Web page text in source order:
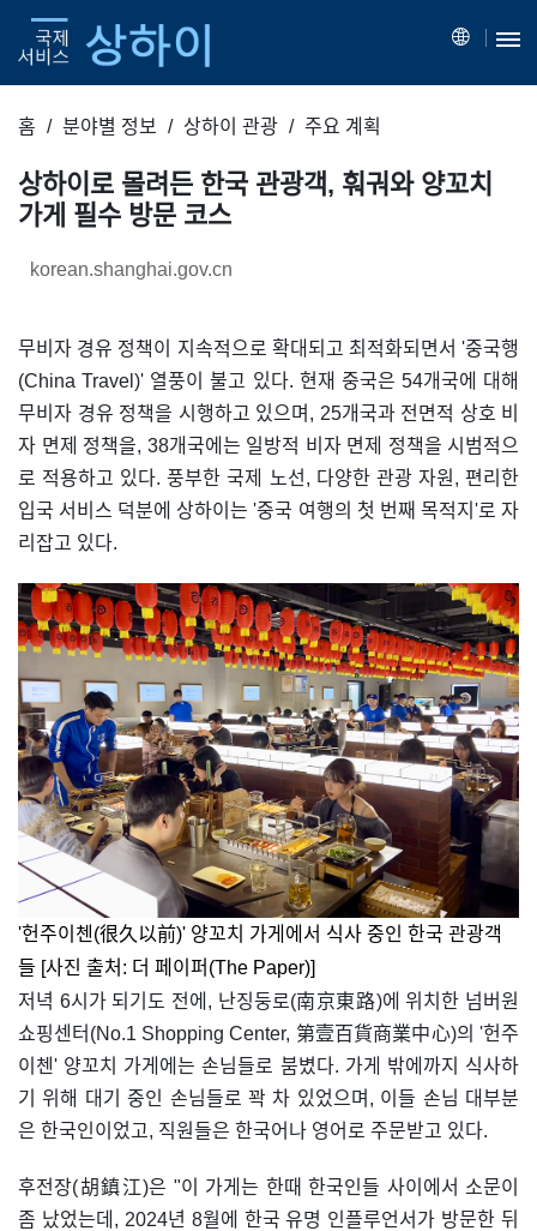
홈 분야별 정보 상하이 관광 주요 계획
상하이로 몰려든 한국 관광객, 훠궈와 양꼬치
가게 필수 방문 코스
korean.shanghai.gov.cn
무비자 경유 정책이 지속적으로 확대되고 최적화되면서 '중국행
(China Travel)' 열풍이 불고 있다. 현재 중국은 54개국에 대해
무비자 경유 정책을 시행하고 있으며, 25개국과 전면적 상호 비
자 면제 정책을, 38개국에는 일방적 비자 면제 정책을 시범적으
로 적용하고 있다. 풍부한 국제 노선, 다양한 관광 자원, 편리한
입국 서비스 덕분에 상하이는 '중국 여행의 첫 번째 목적지'로 자
리잡고 있다.
'헌주이첸(很久以前)' 양꼬치 가게에서 식사 중인 한국 관광객
들 [사진 출처: 더 페이퍼(The Paper)]
저녁 6시가 되기도 전에, 난징둥로(南京東路)에 위치한 넘버원
쇼핑센터(No.1 Shopping Center, 第壹百貨商業中心)의 '헌주
이첸' 양꼬치 가게에는 손님들로 붐볐다. 가게 밖에까지 식사하
기 위해 대기 중인 손님들로 꽉 차 있었으며, 이들 손님 대부분
은 한국인이었고, 직원들은 한국어나 영어로 주문받고 있다.
후전장(胡鎮江)은 "이 가게는 한때 한국인들 사이에서 소문이
좀 났었는데, 2024년 8월에 한국 유명 인플루언서가 방문한 뒤